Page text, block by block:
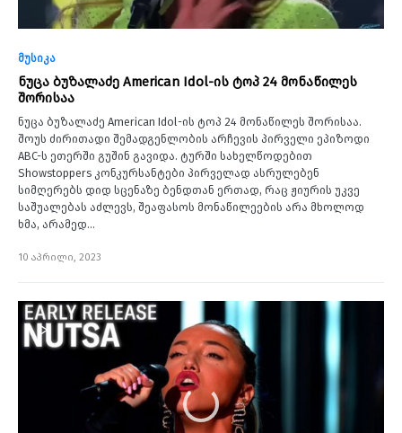
მუსიკა
ნუცა ბუზალაძე American Idol-ის ტოპ 24 მონაწილეს
შორისაა
ნუცა ბუზალაძე American Idol-ის ტოპ 24 მონაწილეს შორისაა.
შოუს ძირითადი შემადგენლობის არჩევის პირველი ეპიზოდი
ABC-ს ეთერში გუშინ გავიდა. ტურში სახელწოდებით
Showstoppers კონკურსანტები პირველად ასრულებენ
სიმღერებს დიდ სცენაზე ბენდთან ერთად, რაც ჟიურის უკვე
საშუალებას აძლევს, შეაფასოს მონაწილეების არა მხოლოდ
ხმა, არამედ…
10 აპრილი, 2023